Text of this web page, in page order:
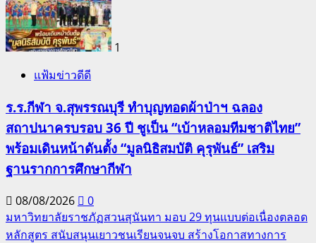
1
แฟ้มข่าวดีดี
ร.ร.กีฬา จ.สุพรรณบุรี ทำบุญทอดผ้าป่าฯ ฉลอง
สถาปนาครบรอบ 36 ปี ชูเป็น “เบ้าหลอมทีมชาติไทย”
พร้อมเดินหน้าดันตั้ง “มูลนิธิสมบัติ คุรุพันธ์” เสริม
ฐานรากการศึกษากีฬา
08/08/2026
0
มหาวิทยาลัยราชภัฏสวนสุนันทา มอบ 29 ทุนแบบต่อเนื่องตลอด
หลักสูตร สนับสนุนเยาวชนเรียนจนจบ สร้างโอกาสทางการ